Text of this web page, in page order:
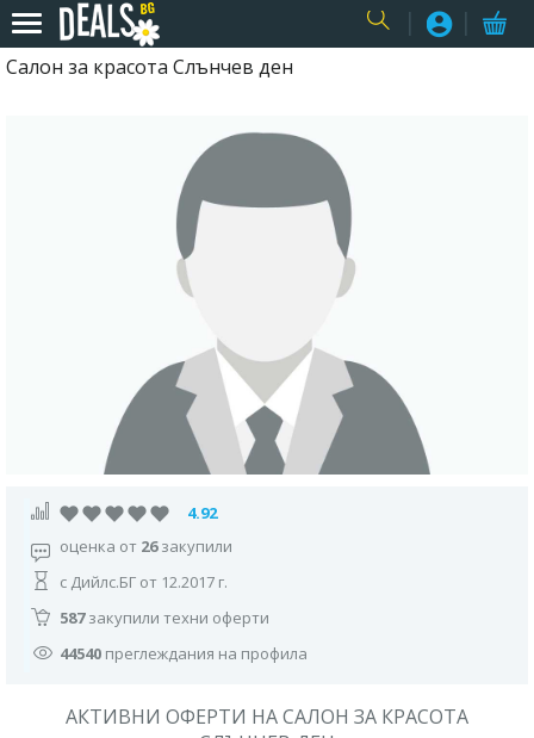
Салон за красота Слънчев ден
4.92
оценка от 26закупили
с Дийлс.БГ от 12.2017 г.
587закупили техни оферти
44540 преглеждания на профила
АКТИВНИ ОФЕРТИ НА САЛОН ЗА КРАСОТА